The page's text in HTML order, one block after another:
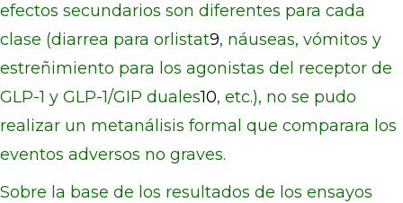
efectos secundarios son diferentes para cada
clase (diarrea para orlistat9, náuseas, vómitos y
estreñimiento para los agonistas del receptor de
GLP-1 y GLP-1/GIP duales10, etc.), no se pudo
realizar un metanálisis formal que comparara los
eventos adversos no graves.
Sobre la base de los resultados de los ensayos